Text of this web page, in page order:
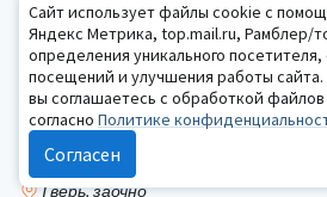
29 сентября
Чебоксары
ХΙ Международная научно-
конференция «Комплексное
ограниченными возможностями
1 октября
Тверь, заочно
Сайт использует файлы cookie с
Яндекс Метрика, top.mail.ru, Рамблер/
определения уникального
посещений и улучшения работы сайта.
вы соглашаетесь с обработкой
согласно Политике
Согласен